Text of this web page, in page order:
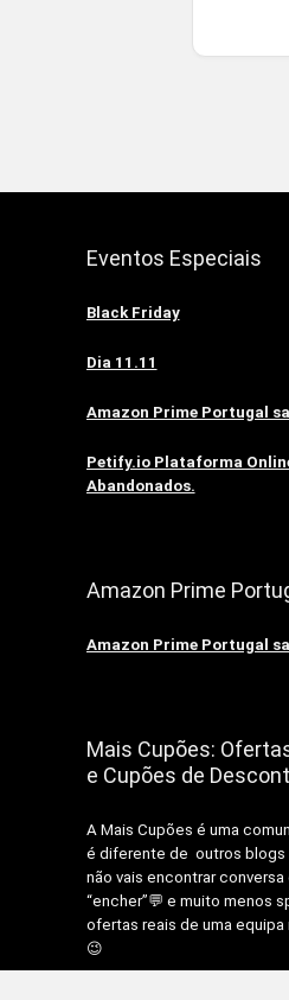
Eventos Especiais
Black Friday
Dia 11.11
Amazon Prime Portugal
Petify.io Plataforma
Abandonados.
Amazon Prime
Amazon Prime Portugal
Mais Cupões:
e Cupões de
A Mais Cupões é uma
é diferente de outros blogs
não vais encontrar
“encher”💬 e muito menos
ofertas reais de uma
😉